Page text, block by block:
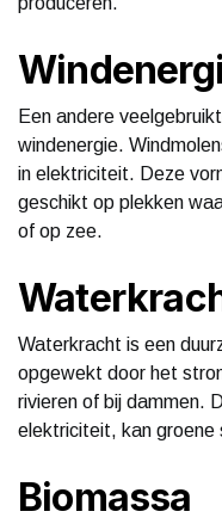
Een andere
windenergie.
in elektriciteit. Deze
geschikt op plekken
of op zee.
Waterkracht is een
opgewekt door het
rivieren of bij dammen.
elektriciteit, kan
Biomassa